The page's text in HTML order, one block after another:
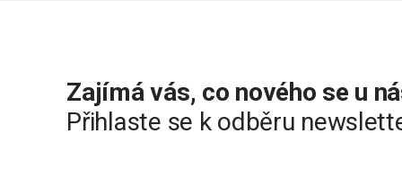
Zajímá vás, co nového se u
Přihlaste se k odběru